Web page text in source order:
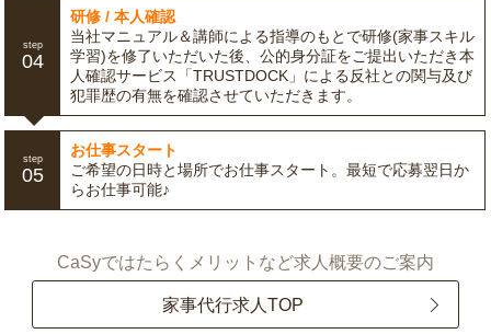
step
04
研修 / 本人確認
当社マニュアル＆講師による指導のもとで研修(家事スキル
学習)を修了いただいた後、公的身分証をご提出いただき本
人確認サービス「TRUSTDOCK」による反社との関与及び
犯罪歴の有無を確認させていただきます。
step
05
お仕事スタート
ご希望の日時と場所でお仕事スタート。最短で応募翌日か
らお仕事可能♪
CaSyではたらくメリットなど求人概要のご案内
家事代行求人TOP